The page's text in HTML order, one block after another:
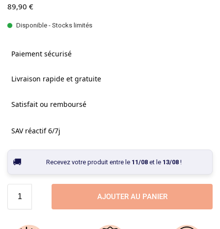
89,90 €
Disponible - Stocks limités
Paiement sécurisé
Livraison rapide et gratuite
Satisfait ou remboursé
SAV réactif 6/7j
Recevez votre produit entre le 11/08et le 13/08!
AJOUTER AU PANIER